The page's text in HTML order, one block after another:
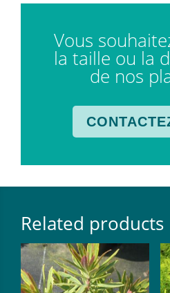
Vous
la taille ou la
de nos
Related products